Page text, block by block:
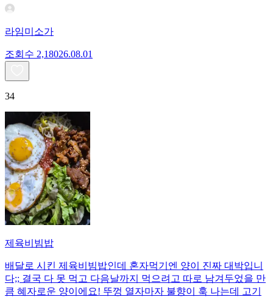
라임미소가
조회수 2,18026.08.01
34
제육비빔밥
배달로 시킨 제육비빔밥인데 혼자먹기엔 양이 진짜 대박입니
다;; 결국 다 못 먹고 다음날까지 먹으려고 따로 남겨두었을 만
큼 혜자로운 양이에요! 뚜껑 열자마자 불향이 훅 나는데 고기